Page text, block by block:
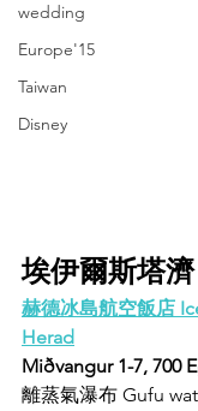
wedding
Europe'15
Taiwan
Disney
埃伊爾斯塔濟
赫德冰島航空飯店
Herad
Miðvangur 1-7, 700
離蒸氣瀑布 Gufu